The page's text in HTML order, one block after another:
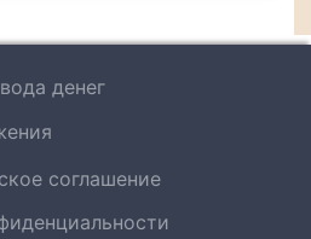
соглашение
денег